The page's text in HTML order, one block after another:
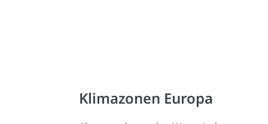
Klimazonen Europa